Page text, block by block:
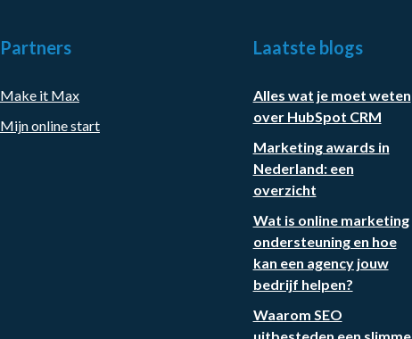
Partners
Make it Max
Mijn online start
Laatste blogs
Alles wat je moet weten
over HubSpot CRM
Marketing awards in
Nederland: een
overzicht
Wat is online marketing
ondersteuning en hoe
kan een agency jouw
bedrijf helpen?
Waarom SEO
uitbesteden een slimme